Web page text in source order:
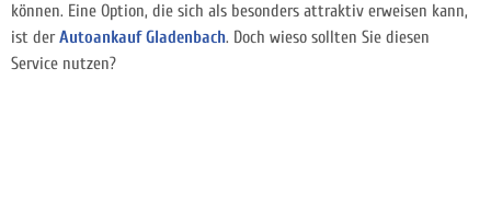
können. Eine Option, die sich als besonders attraktiv erweisen kann,
ist derAutoankauf Gladenbach. Doch wieso sollten Sie diesen
Service nutzen?